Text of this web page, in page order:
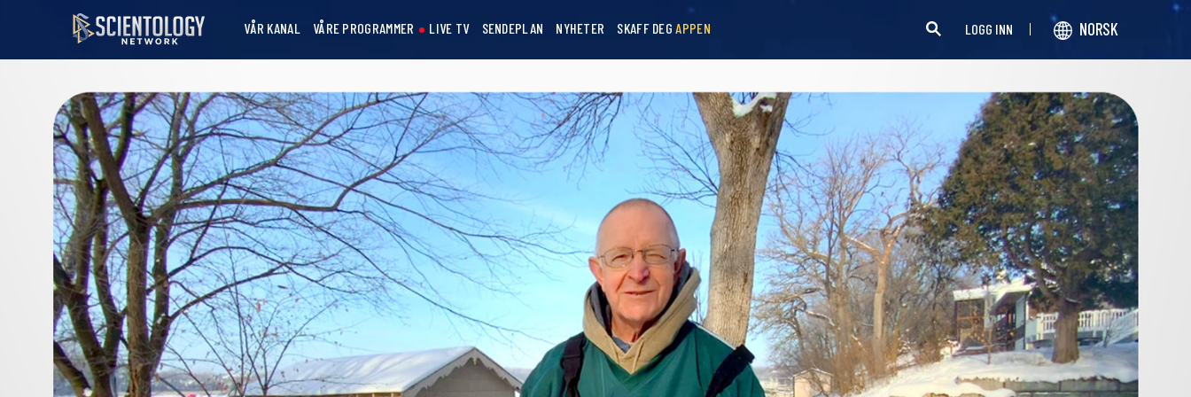
VÅR KANAL VÅRE PROGRAMMER LIVE TV SENDEPLAN NYHETER SKAFF DEGAPPEN LOGG INN NORSK